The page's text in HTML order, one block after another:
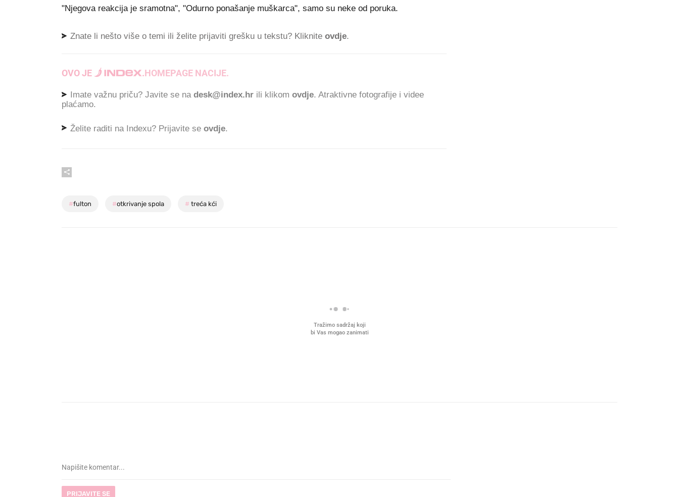
"Njegova reakcija je sramotna", "Odurno ponašanje muškarca", samo su neke od poruka.
Znate li nešto više o temi ili želite prijaviti grešku u tekstu? Kliknite ovdje.
OVO JE .HOMEPAGE NACIJE.
Imate važnu priču? Javite se na desk@index.hr ili klikom ovdje. Atraktivne fotografije i videe
plaćamo.
Želite raditi na Indexu? Prijavite se ovdje.
#fulton #otkrivanje spola # treća kći
Tražimo sadržaj koji
bi Vas mogao zanimati
PRIJAVITE SE